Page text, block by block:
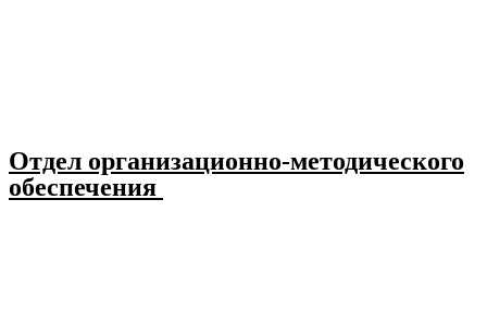
Отдел организационно-методического
обеспечения